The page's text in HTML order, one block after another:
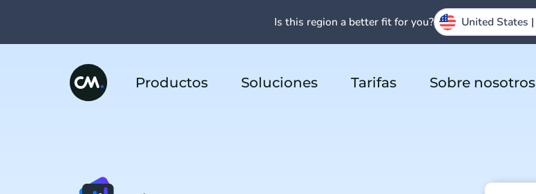
Productos Soluciones Tarifas Sobre nosotros
Is this region a better fit for you? United States |